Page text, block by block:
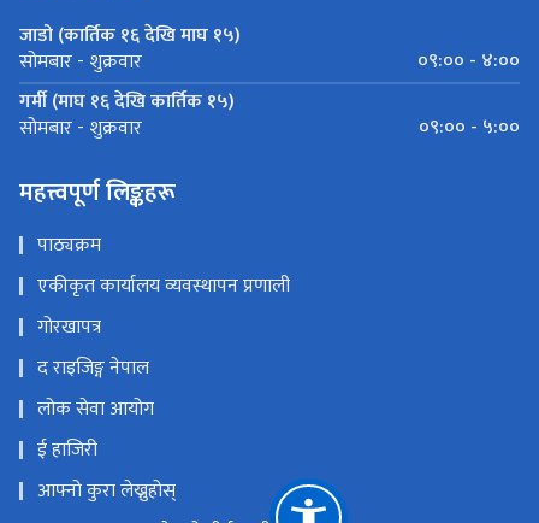
जाडो (कार्तिक १६ देखि माघ १५)
सोमबार - शुक्रवार
०९:०० - ४:००
गर्मी (माघ १६ देखि कार्तिक १५)
सोमबार - शुक्रवार ०९:०० - ५:००
महत्त्वपूर्ण लिङ्कहरू
पाठ्यक्रम
एकीकृत कार्यालय व्यवस्थापन प्रणाली
गोरखापत्र
द राइजिङ्ग नेपाल
लोक सेवा आयोग
ई हाजिरी
आफ्नो कुरा लेख्नुहोस्